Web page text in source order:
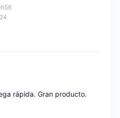
rápida. Gran producto.